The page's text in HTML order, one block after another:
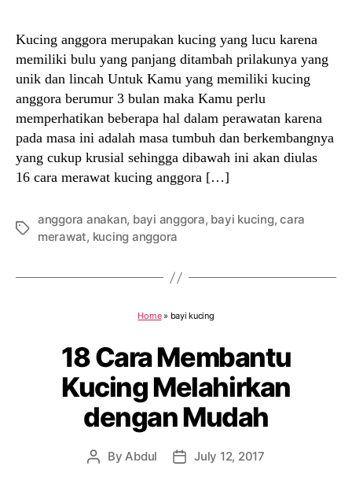
Kucing anggora merupakan kucing yang lucu karena
memiliki bulu yang panjang ditambah prilakunya yang
unik dan lincah Untuk Kamu yang memiliki kucing
anggora berumur 3 bulan maka Kamu perlu
memperhatikan beberapa hal dalam perawatan karena
pada masa ini adalah masa tumbuh dan berkembangnya
yang cukup krusial sehingga dibawah ini akan diulas
16 cara merawat kucing anggora […]
Tags
anggora anakan, bayi anggora, bayi kucing,cara
merawat, kucing anggora
Home» bayi kucing
18 Cara Membantu
Kucing Melahirkan
dengan Mudah
PostByAbdul
PostJuly 12, 2017